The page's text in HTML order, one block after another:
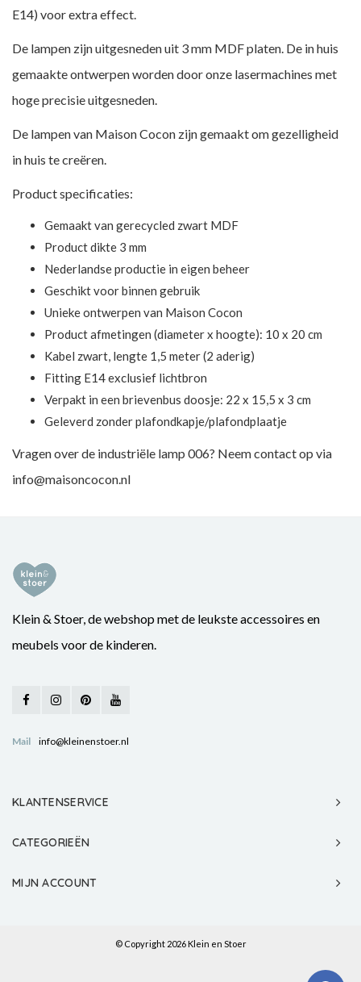
E14) voor extra effect.
De lampen zijn uitgesneden uit 3 mm MDF platen. De in huis
gemaakte ontwerpen worden door onze lasermachines met
hoge precisie uitgesneden.
De lampen van Maison Cocon zijn gemaakt om gezelligheid
in huis te creëren.
Product specificaties:
Gemaakt van gerecycled zwart MDF
Product dikte 3 mm
Nederlandse productie in eigen beheer
Geschikt voor binnen gebruik
Unieke ontwerpen van Maison Cocon
Product afmetingen (diameter x hoogte): 10 x 20 cm
Kabel zwart, lengte 1,5 meter (2 aderig)
Fitting E14 exclusief lichtbron
Verpakt in een brievenbus doosje: 22 x 15,5 x 3 cm
Geleverd zonder plafondkapje/plafondplaatje
Vragen over de industriële lamp 006? Neem contact op via
info@maisoncocon.nl
Klein & Stoer, de webshop met de leukste accessoires en
meubels voor de kinderen.
Mail info@kleinenstoer.nl
KLANTENSERVICE
CATEGORIEËN
MIJN ACCOUNT
© Copyright 2026 Klein en Stoer